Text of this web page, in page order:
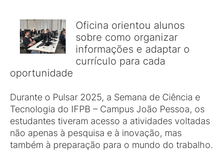
Oficina orientou alunos
sobre como organizar
informações e adaptar o
currículo para cada
oportunidade
Durante o Pulsar 2025, a Semana de Ciência e
Tecnologia do IFPB – Campus João Pessoa, os
estudantes tiveram acesso a atividades voltadas
não apenas à pesquisa e à inovação, mas
também à preparação para o mundo do trabalho.